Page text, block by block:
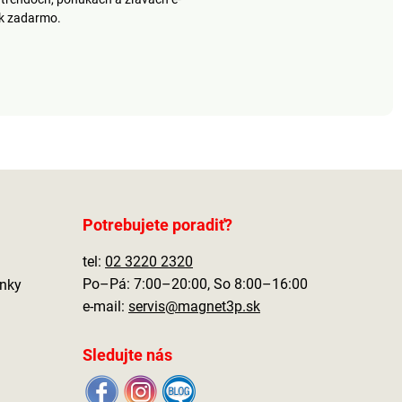
zadarmo.
Potrebujete poradiť?
tel: 02 3220 2320
Po–Pá: 7:00–20:00, So 8:00–16:00
e-mail: servis@magnet3p.sk
Sledujte nás